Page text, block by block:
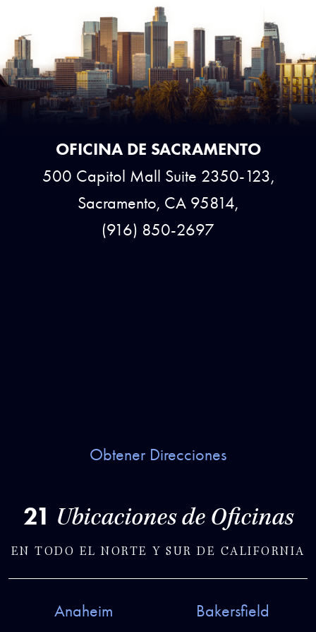
21 Ubicaciones de Oficinas
EN TODO EL NORTE Y SUR DE CALIFORNIA
Anaheim
Bakersfield
OFICINA DE SACRAMENTO
500 Capitol Mall Suite 2350-123,
Sacramento, CA 95814,
(916) 850-2697
Obtener Direcciones